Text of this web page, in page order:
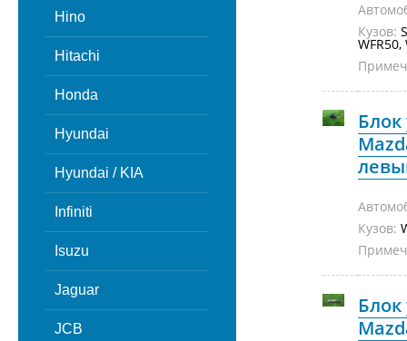
Hino
Hitachi
Honda
Hyundai
Hyundai / KIA
Infiniti
Isuzu
Jaguar
JCB
Кузов:
Кузов: